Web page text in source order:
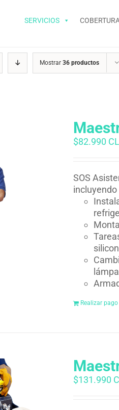
SERVICIOS
Mostrar 36 productos
$82.990
SOS
Realizar pago
$131.990